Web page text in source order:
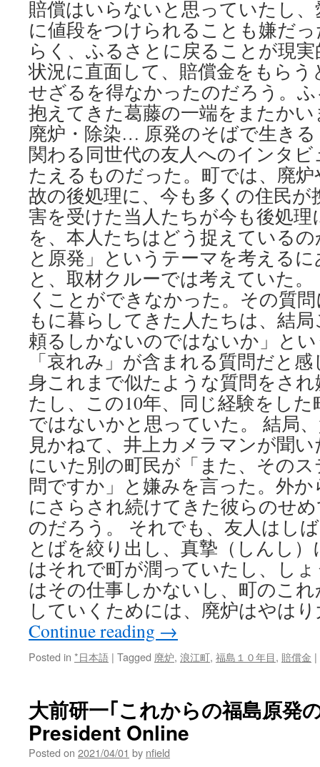
賠償はいらないと思っていたし
に値段をつけられることも嫌だ
らく、ふるさとに戻ることが現
状況に直面して、賠償金をもら
せざるを得なかったのだろう。
抱えてきた葛藤の一端をまたか
廃炉・除染… 原発のそばで生き
関わる同世代の友人へのインタ
たえるものだった。町では、廃
故の後処理に、今も多くの住民が
害を受けた当人たちが今も後処
を、本人たちはどう捉えている
と原発」というテーマを考える
と、取材クルーでは考えていた
くことができなかった。その質
もに暮らしてきた人たちは、結
頼るしかないのではないか」と
「哀れみ」が含まれる質問だと
身これまで似たような質問をさ
たし、この10年、同じ経験をし
ではないかと思っていた。 結局
見かねて、井上カメラマンが聞
にいた別の町民が「また、その
問ですか」と嫌みを言った。外
にさらされ続けてきた彼らのせ
のだろう。 それでも、友人はし
とばを絞り出し、真摯（しんし
はそれで町が潤っていたし、し
はその仕事しかないし、町のこ
していくためには、廃炉はやは
Continue reading →
Posted in *日本語 | Tagged 廃炉, 浪江町, 福島１０年目, 賠償金 |
大前研一｢これからの福島原
President Online
Posted on 2021/04/01 by nfield